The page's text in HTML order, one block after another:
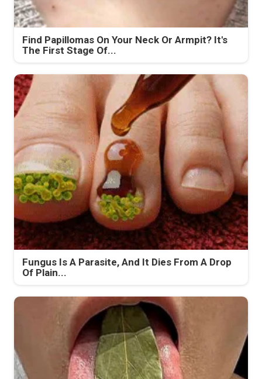
Find Papillomas On Your Neck Or Armpit? It's
The First Stage Of...
Fungus Is A Parasite, And It Dies From A Drop
Of Plain...